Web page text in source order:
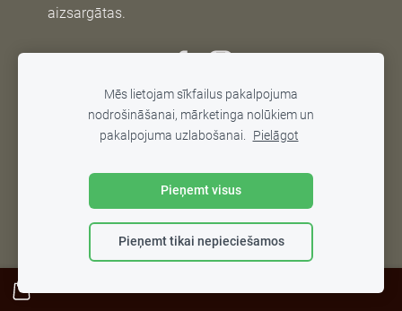
aizsargātas.
Mēs lietojam sīkfailus pakalpojuma
nodrošināšanai, mārketinga nolūkiem un
pakalpojuma uzlabošanai. Pielāgot
Pieņemt visus
Pieņemt tikai nepieciešamos